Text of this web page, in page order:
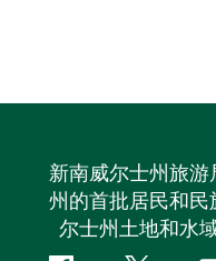
新南威尔士州旅
州的首批居民和
尔士州土地和水